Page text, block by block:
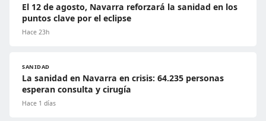
El 12 de agosto, Navarra reforzará la sanidad en los
puntos clave por el eclipse
Hace 23h
SANIDAD
La sanidad en Navarra en crisis: 64.235 personas
esperan consulta y cirugía
Hace 1 días